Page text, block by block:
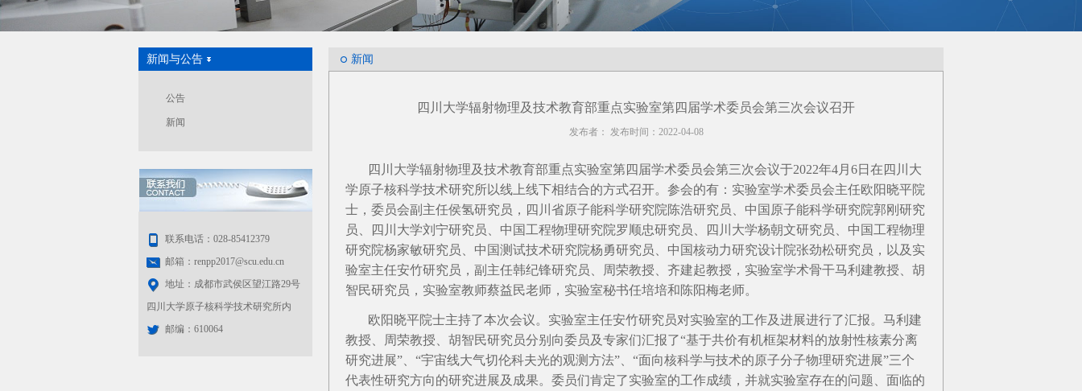
新闻与公告
公告
新闻
联系电话：028-85412379
邮箱：renpp2017@scu.edu.cn
地址：成都市武侯区望江路29号
四川大学原子核科学技术研究所内
邮编：610064
新闻
四川大学辐射物理及技术教育部重点实验室第四届学术委员会第三次会议召开
发布者： 发布时间：2022-04-08
四川大学辐射物理及技术教育部重点实验室第四届学术委员会第三次会议于2022年4月6日在四川大
学原子核科学技术研究所以线上线下相结合的方式召开。参会的有：实验室学术委员会主任欧阳晓平院
士，委员会副主任侯氢研究员，四川省原子能科学研究院陈浩研究员、中国原子能科学研究院郭刚研究
员、四川大学刘宁研究员、中国工程物理研究院罗顺忠研究员、四川大学杨朝文研究员、中国工程物理
研究院杨家敏研究员、中国测试技术研究院杨勇研究员、中国核动力研究设计院张劲松研究员，以及实
验室主任安竹研究员，副主任韩纪锋研究员、周荣教授、齐建起教授，实验室学术骨干马利建教授、胡
智民研究员，实验室教师蔡益民老师，实验室秘书任培培和陈阳梅老师。
欧阳晓平院士主持了本次会议。实验室主任安竹研究员对实验室的工作及进展进行了汇报。马利建
教授、周荣教授、胡智民研究员分别向委员及专家们汇报了“基于共价有机框架材料的放射性核素分离
研究进展”、“宇宙线大气切伦科夫光的观测方法”、“面向核科学与技术的原子分子物理研究进展”三个
代表性研究方向的研究进展及成果。委员们肯定了实验室的工作成绩，并就实验室存在的问题、面临的